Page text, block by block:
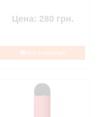
Цена: 280 грн.
Нет в наличии